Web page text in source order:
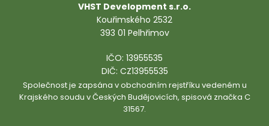
VHST Development s.r.o.
Kouřimského 2532
393 01 Pelhřimov
IČO: 13955535
DIČ: CZ13955535
Společnost je zapsána v obchodním rejstříku vedeném u
Krajského soudu v Českých Budějovicích, spisová značka C
31567.